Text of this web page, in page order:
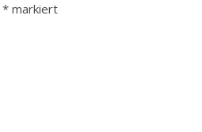
* markiert